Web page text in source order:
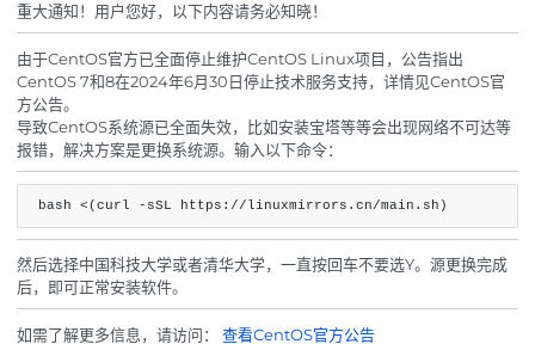
所有业务到期前3天进行短信/邮件通知，所以我们强烈推
荐您在管理中心
绑定手机和邮箱，通过手机和邮箱接收
续费通知是目前到达率最高的提醒方式。
个人中心
和安全中心
填写完整个人信息，以便云服
务发生任何状况时我们能及时与您取得联系。若在问题解
决期间因您个人信息不全而无法与您取得联系，平台将不
承担任何责任。
尊敬的用户，因SSD固体硬盘安全存在不确定性，我司无
法确保绝对安全。您服务器中的数据弥足珍贵，平台难以
承担丢失风险。建议您每日至少进行一次异地备份，若因
意外导致数据丢失，相关风险需您自行承担，还望您理
重大通知！用户您好，以下内容请务必知晓！
由于CentOS官方已全面停止维护CentOS Linux项目，公告指出
CentOS 7和8在2024年6月30日停止技术服务支持，详情见CentOS官
方公告。
导致CentOS系统源已全面失效，比如安装宝塔等等会出现网络不可达等
报错，解决方案是更换系统源。输入以下命令：
bash <(curl -sSL https://linuxmirrors.cn/main.sh)
然后选择中国科技大学或者清华大学，一直按回车不要选Y。源更换完成
后，即可正常安装软件。
如需了解更多信息，请访问： 查看CentOS官方公告